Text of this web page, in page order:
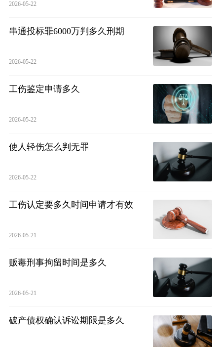
2026-05-22
串通投标罪6000万判多久刑期
2026-05-22
工伤鉴定申请多久
2026-05-22
使人轻伤怎么判无罪
2026-05-22
工伤认定要多久时间申请才有效
2026-05-21
贩毒刑事拘留时间是多久
2026-05-21
破产债权确认诉讼期限是多久